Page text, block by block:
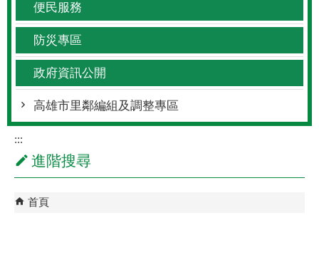
便民服務
防災專區
政府資訊公開
高雄市里鄰編組及調整專區
:::
進階搜尋
首頁